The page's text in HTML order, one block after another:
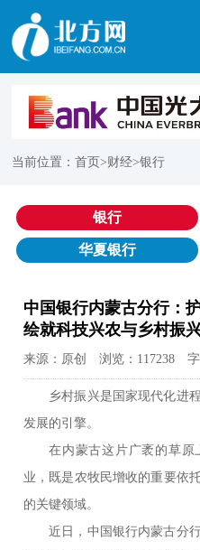
当前位置：首页>财经>银行
银行
华夏银行
中国银行内蒙古分行：
绘就科技兴农与乡村振
来源：原创 浏览：117238 字
乡村振兴是国家现代化进
发展的引擎。
在内蒙古这片广袤的草原
业，既是农牧民增收的重要依
的关键领域。
近日，中国银行内蒙古分